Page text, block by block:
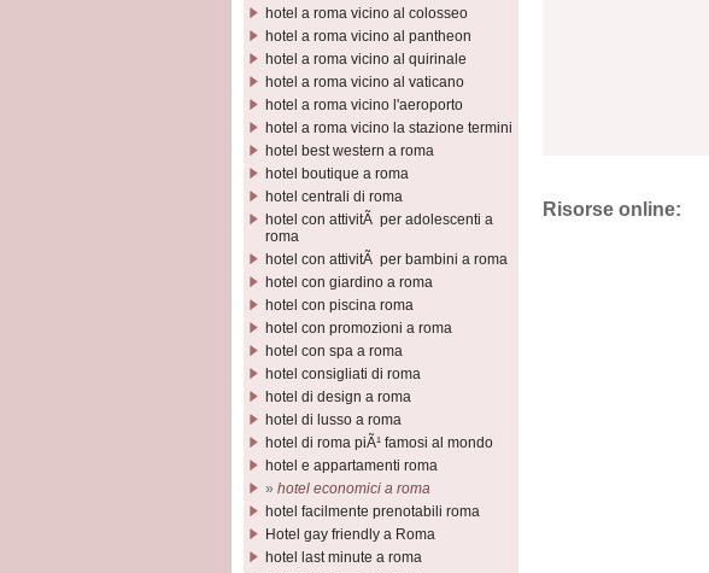
Risorse online:
hotel a roma vicino al colosseo
hotel a roma vicino al pantheon
hotel a roma vicino al quirinale
hotel a roma vicino al vaticano
hotel a roma vicino l'aeroporto
hotel a roma vicino la stazione termini
hotel best western a roma
hotel boutique a roma
hotel centrali di roma
hotel con attivitÃ per adolescenti a
roma
hotel con attivitÃ per bambini a roma
hotel con giardino a roma
hotel con piscina roma
hotel con promozioni a roma
hotel con spa a roma
hotel consigliati di roma
hotel di design a roma
hotel di lusso a roma
hotel di roma piÃ¹ famosi al mondo
hotel e appartamenti roma
» hotel economici a roma
hotel facilmente prenotabili roma
Hotel gay friendly a Roma
hotel last minute a roma